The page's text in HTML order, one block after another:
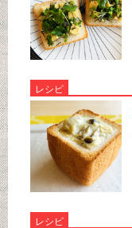
レシピ
レシピ